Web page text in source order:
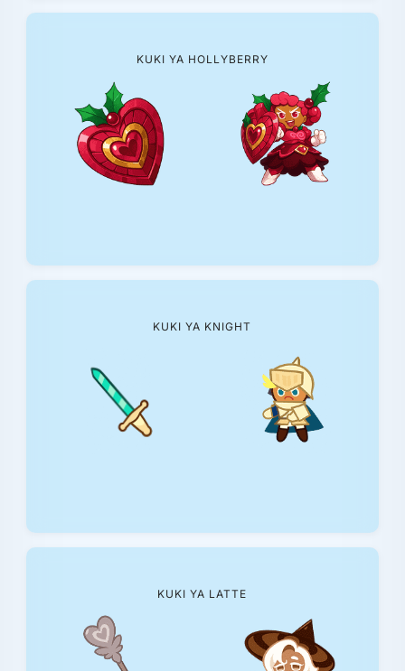
KUKI YA HOLLYBERRY
KUKI YA KNIGHT
KUKI YA LATTE